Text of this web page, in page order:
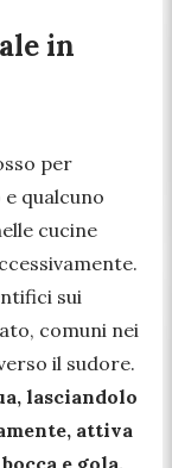
in
per
qualcuno
cucine
sui
comuni nei
il sudore.
lasciandolo
attiva
e gola,